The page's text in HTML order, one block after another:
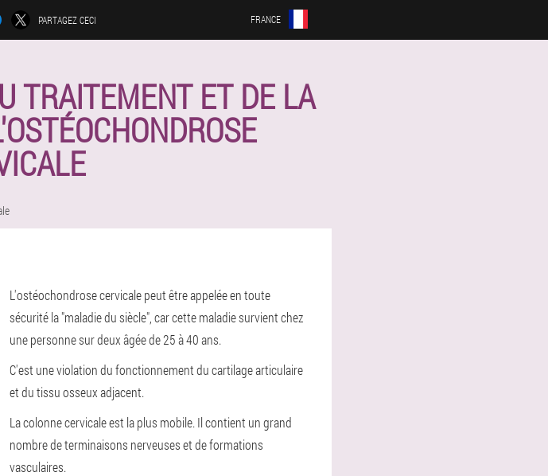
PARTAGEZ CECI FRANCE
TRAITEMENT ET DE LA
L'ostéochondrose cervicale peut être appelée en toute
sécurité la "maladie du siècle", car cette maladie survient chez
une personne sur deux âgée de 25 à 40 ans.
C'est une violation du fonctionnement du cartilage articulaire
et du tissu osseux adjacent.
La colonne cervicale est la plus mobile. Il contient un grand
nombre de terminaisons nerveuses et de formations
vasculaires.